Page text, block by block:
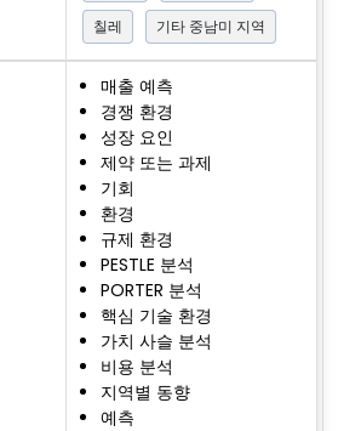
칠레
기타 중남미 지역
매출 예측
경쟁 환경
성장 요인
제약 또는 과제
기회
환경
규제 환경
PESTLE 분석
PORTER 분석
핵심 기술 환경
가치 사슬 분석
비용 분석
지역별 동향
예측